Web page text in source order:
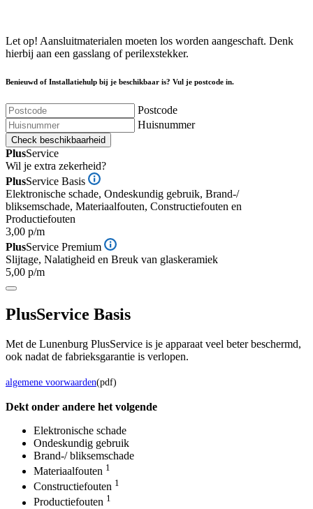
Let op! Aansluitmaterialen moeten los worden aangeschaft. Denk
hierbij aan een gasslang of perilexstekker.
Benieuwd of Installatiehulp bij je beschikbaar is? Vul je postcode in.
Postcode
Huisnummer
Check beschikbaarheid
PlusService
Wil je extra zekerheid?
PlusService Basis
Elektronische schade, Ondeskundig gebruik, Brand-/
bliksemschade, Materiaalfouten, Constructiefouten en
Productiefouten
3,00 p/m
PlusService Premium
Slijtage, Nalatigheid en Breuk van glaskeramiek
5,00 p/m
PlusService Basis
Met de Lunenburg PlusService is je apparaat veel beter beschermd,
ook nadat de fabrieksgarantie is verlopen.
algemene voorwaarden(pdf)
Dekt onder andere het volgende
Elektronische schade
Ondeskundig gebruik
Brand-/ bliksemschade
Materiaalfouten 1
Constructiefouten 1
Productiefouten 1